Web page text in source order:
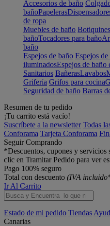
Accesorios de baño
bañoPapeleras
de ropa
Muebles de baño Botiquines
bañoTocadores para baño
baño
Espejos de baño Espejos
iluminadosEspejos de baño
Sanitarios BañerasLavabos
Grifería Grifos para cocina
Seguridad de baño Barras
Resumen de tu pedido
¡Tu carrito está vacío!
Suscríbete a la newsletter Todas
Conforama Tarjeta Conforama
Seguir Comprando
*Descuentos, cupones y
clic en Tramitar Pedido para ver
Pago 100% seguro
Total con descuento (IVA
Ir Al Carrito
Estado de mi pedido Tiendas
Canarias